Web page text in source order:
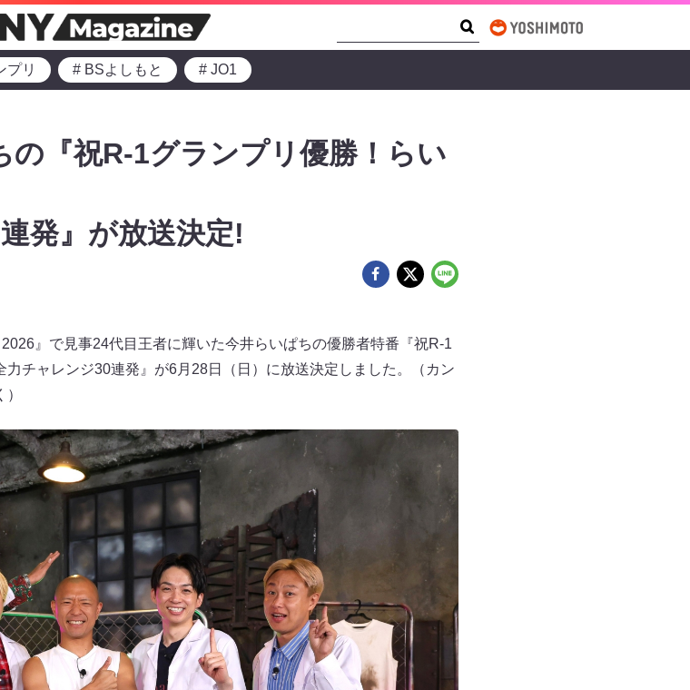
プリ # BSよしもと # JO1
の『祝R-1グランプリ優勝！らい
発』が放送決定!
』で見事24代目王者に輝いた今井らいぱちの優勝者特番『祝R-1
チャレンジ30連発』が6月28日（日）に放送決定しました。（カン